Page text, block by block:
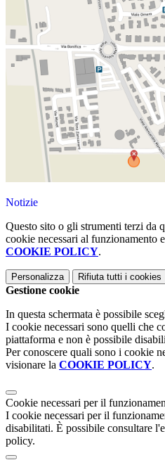
Notizie
Questo sito o gli strumenti terzi da
cookie necessari al funzionamento
COOKIE POLICY.
Personalizza Rifiuta tutti i cookies
Gestione cookie
In questa schermata è possibile
I cookie necessari sono quelli che
piattaforma e non è possibile
Per conoscere quali sono i cookie
visionare la COOKIE POLICY.
Cookie necessari per il
I cookie necessari per il
disabilitati. È possibile consultare
policy.